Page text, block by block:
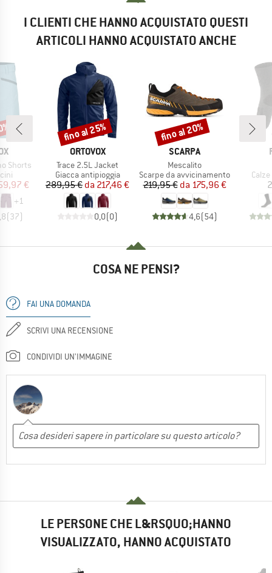
I CLIENTI CHE HANNO ACQUISTATO QUESTI
ARTICOLI HANNO ACQUISTATO ANCHE
Shorts
prodotti
ridotto
€
+1
(37)
MARCHIO
ORTOVOX
Articolo
Trace 2.5L Jacket
Gruppo di prodotti
Giacca antipioggia
Prezzo
289,95 € Prezzo ridotto
da 217,46 €
0,0(0)
Sconto
fino al 25%
MARCHIO
SCARPA
Articolo
Mescalito
Gruppo di prodotti
Scarpe da avvicinamento
Prezzo
219,95 € Prezzo ridotto
da 175,96 €
4,6(54)
Sconto
fino al 20%
COSA NE PENSI?
FAI UNA DOMANDA
SCRIVI UNA RECENSIONE
CONDIVIDI UN'IMMAGINE
LE PERSONE CHE L&RSQUO;HANNO
VISUALIZZATO, HANNO ACQUISTATO